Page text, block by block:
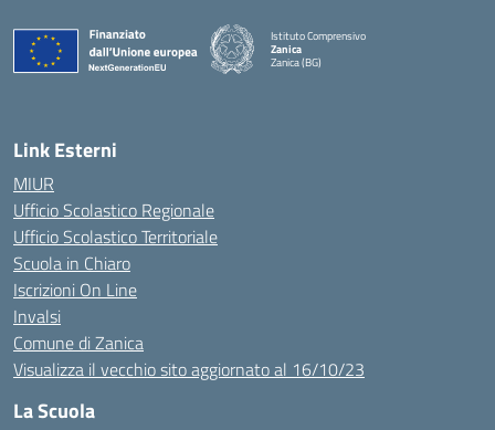
Istituto Comprensivo
Zanica
Zanica (BG)
Link Esterni
MIUR
Ufficio Scolastico Regionale
Ufficio Scolastico Territoriale
Scuola in Chiaro
Iscrizioni On Line
Invalsi
Comune di Zanica
Visualizza il vecchio sito aggiornato al 16/10/23
La Scuola